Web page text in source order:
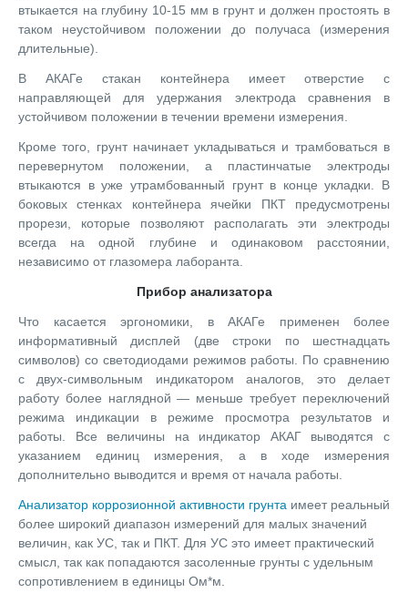
втыкается на глубину 10-15 мм в грунт и должен простоять в
таком неустойчивом положении до получаса (измерения
длительные).
В АКАГе стакан контейнера имеет отверстие с
направляющей для удержания электрода сравнения в
устойчивом положении в течении времени измерения.
Кроме того, грунт начинает укладываться и трамбоваться в
перевернутом положении, а пластинчатые электроды
втыкаются в уже утрамбованный грунт в конце укладки. В
боковых стенках контейнера ячейки ПКТ предусмотрены
прорези, которые позволяют располагать эти электроды
всегда на одной глубине и одинаковом расстоянии,
независимо от глазомера лаборанта.
Прибор анализатора
Что касается эргономики, в АКАГе применен более
информативный дисплей (две строки по шестнадцать
символов) со светодиодами режимов работы. По сравнению
с двух-символьным индикатором аналогов, это делает
работу более наглядной — меньше требует переключений
режима индикации в режиме просмотра результатов и
работы. Все величины на индикатор АКАГ выводятся с
указанием единиц измерения, а в ходе измерения
дополнительно выводится и время от начала работы.
Анализатор коррозионной активности грунта имеет реальный
более широкий диапазон измерений для малых значений
величин, как УС, так и ПКТ. Для УС это имеет практический
смысл, так как попадаются засоленные грунты с удельным
сопротивлением в единицы Ом*м.